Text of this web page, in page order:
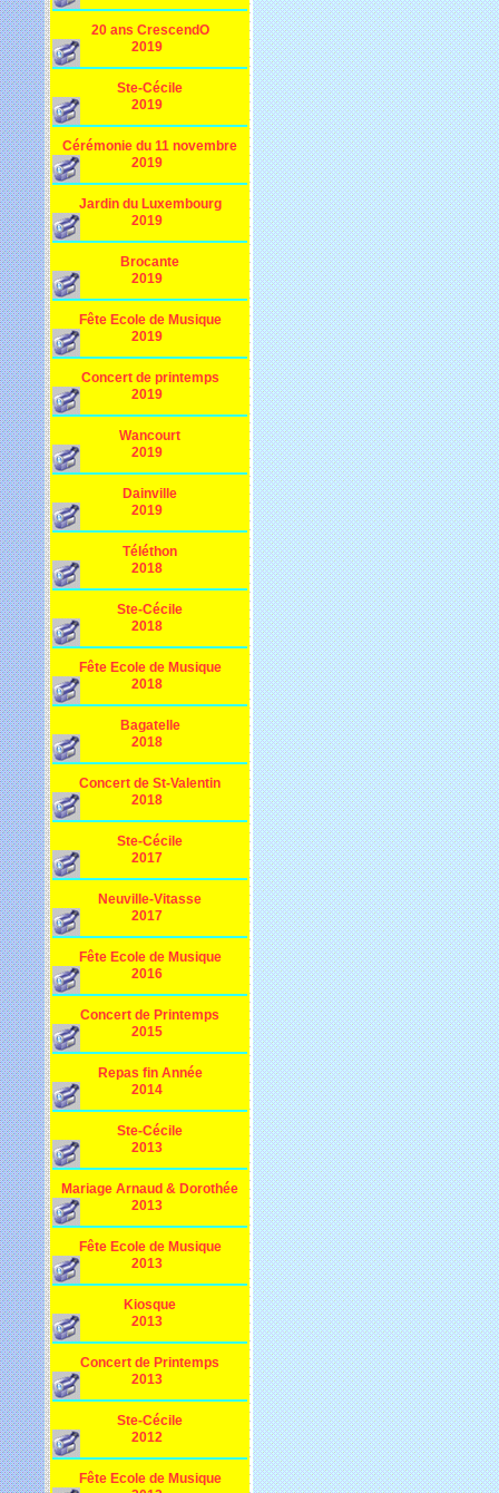
20 ans CrescendO
2019
Ste-Cécile
2019
Cérémonie du 11 novembre
2019
Jardin du Luxembourg
2019
Brocante
2019
Fête Ecole de Musique
2019
Concert de printemps
2019
Wancourt
2019
Dainville
2019
Téléthon
2018
Ste-Cécile
2018
Fête Ecole de Musique
2018
Bagatelle
2018
Concert de St-Valentin
2018
Ste-Cécile
2017
Neuville-Vitasse
2017
Fête Ecole de Musique
2016
Concert de Printemps
2015
Repas fin Année
2014
Ste-Cécile
2013
Mariage Arnaud & Dorothée
2013
Fête Ecole de Musique
2013
Kiosque
2013
Concert de Printemps
2013
Ste-Cécile
2012
Fête Ecole de Musique